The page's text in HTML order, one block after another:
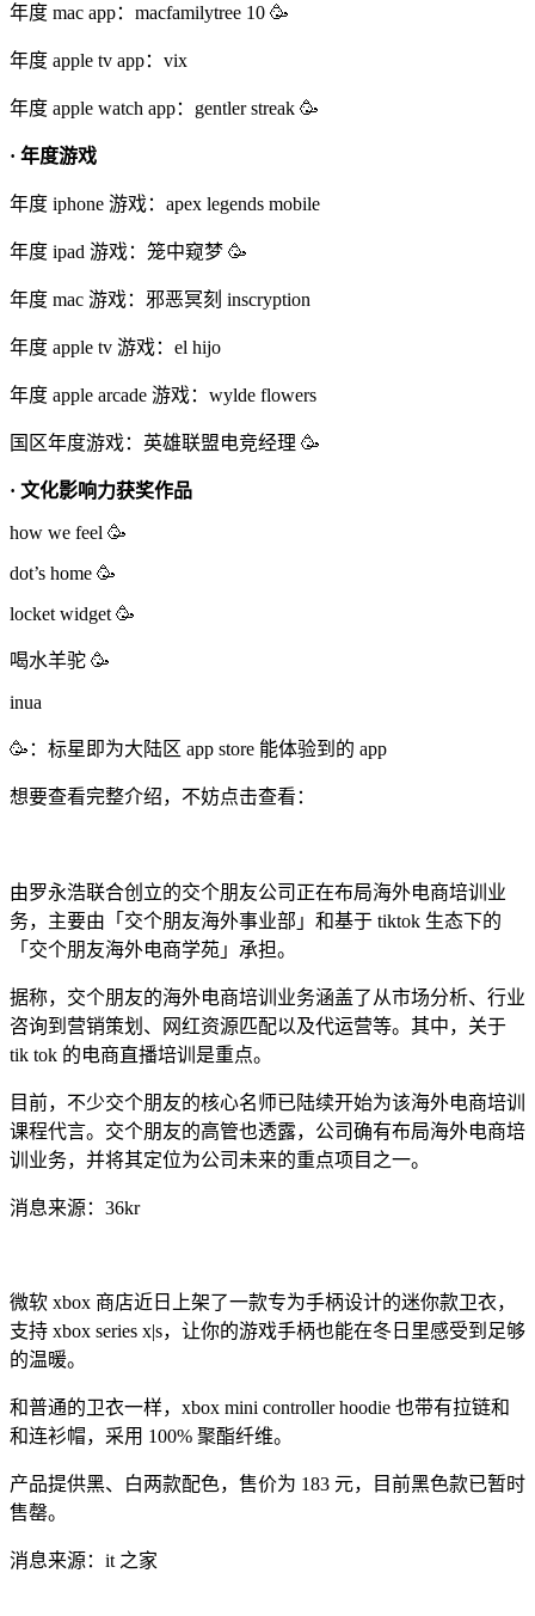
年度 mac app：macfamilytree 10 🥳
年度 apple tv app：vix
年度 apple watch app：gentler streak 🥳
· 年度游戏
年度 iphone 游戏：apex legends mobile
年度 ipad 游戏：笼中窥梦 🥳
年度 mac 游戏：邪恶冥刻 inscryption
年度 apple tv 游戏：el hijo
年度 apple arcade 游戏：wylde flowers
国区年度游戏：英雄联盟电竞经理 🥳
· 文化影响力获奖作品
how we feel 🥳
dot’s home 🥳
locket widget 🥳
喝水羊驼 🥳
inua
🥳：标星即为大陆区 app store 能体验到的 app
想要查看完整介绍，不妨点击查看：
由罗永浩联合创立的交个朋友公司正在布局海外电商培训业
务，主要由「交个朋友海外事业部」和基于 tiktok 生态下的
「交个朋友海外电商学苑」承担。
据称，交个朋友的海外电商培训业务涵盖了从市场分析、行业
咨询到营销策划、网红资源匹配以及代运营等。其中，关于
tik tok 的电商直播培训是重点。
目前，不少交个朋友的核心名师已陆续开始为该海外电商培训
课程代言。交个朋友的高管也透露，公司确有布局海外电商培
训业务，并将其定位为公司未来的重点项目之一。
消息来源：36kr
微软 xbox 商店近日上架了一款专为手柄设计的迷你款卫衣，
支持 xbox series x|s，让你的游戏手柄也能在冬日里感受到足够
的温暖。
和普通的卫衣一样，xbox mini controller hoodie 也带有拉链和
和连衫帽，采用 100% 聚酯纤维。
产品提供黑、白两款配色，售价为 183 元，目前黑色款已暂时
售罄。
消息来源：it 之家